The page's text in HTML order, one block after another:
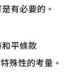
有必要的。
平條款
殊性的考量。